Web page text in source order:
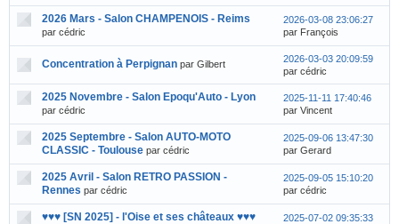
2026 Mars - Salon CHAMPENOIS - Reims
par cédric
2026-03-08 23:06:27
par François
Concentration à Perpignan par Gilbert
2026-03-03 20:09:59
par cédric
2025 Novembre - Salon Epoqu'Auto - Lyon
par cédric
2025-11-11 17:40:46
par Vincent
2025 Septembre - Salon AUTO-MOTO
CLASSIC - Toulouse par cédric
2025-09-06 13:47:30
par Gerard
2025 Avril - Salon RETRO PASSION -
Rennes par cédric
2025-09-05 15:10:20
par cédric
♥♥♥ [SN 2025] - l'Oise et ses châteaux ♥♥♥
2025-07-02 09:35:33